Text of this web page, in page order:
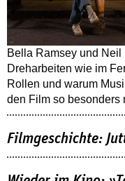
Bella Ramsey und
Dreharbeiten wie im
Rollen und warum
den Film so besonders
Filmgeschichte: